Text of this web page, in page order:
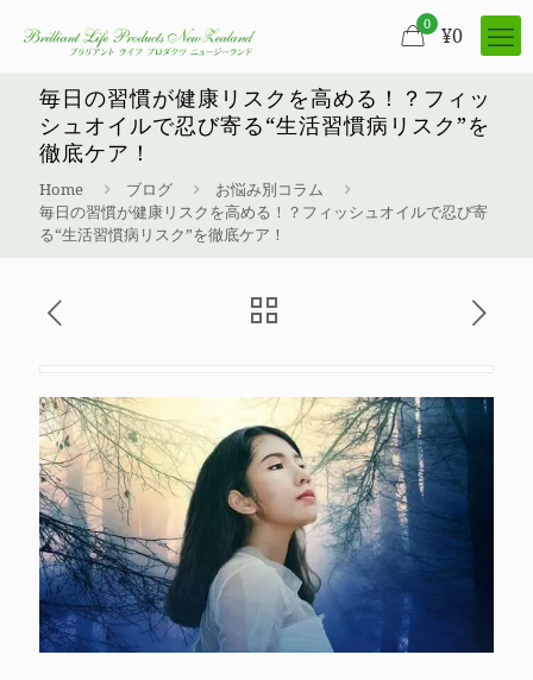
0 ¥0
毎日の習慣が健康リスクを高める！？フィッ
シュオイルで忍び寄る“生活習慣病リスク”を
徹底ケア！
Home ブログ
お悩み別コラム
毎日の習慣が健康リスクを高める！？フィッシュオイルで忍び寄
る“生活習慣病リスク”を徹底ケア！